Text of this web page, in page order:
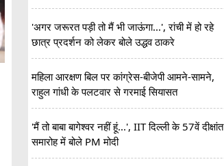
'अगर जरूरत पड़ी तो मैं भी जाऊंगा...', रांची में हो रहे
छात्र प्रदर्शन को लेकर बोले उद्धव ठाकरे
महिला आरक्षण बिल पर कांग्रेस-बीजेपी आमने-सामने,
राहुल गांधी के पलटवार से गरमाई सियासत
'मैं तो बाबा बागेश्वर नहीं हूं...', IIT दिल्ली के 57वें दीक्षांत
समारोह में बोले PM मोदी